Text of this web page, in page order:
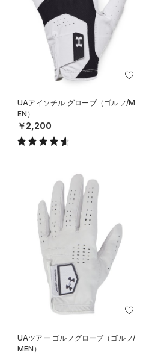
UAアイソチル グローブ（ゴルフ/M
EN）
￥2,200
UAツアー ゴルフグローブ（ゴルフ/
MEN）